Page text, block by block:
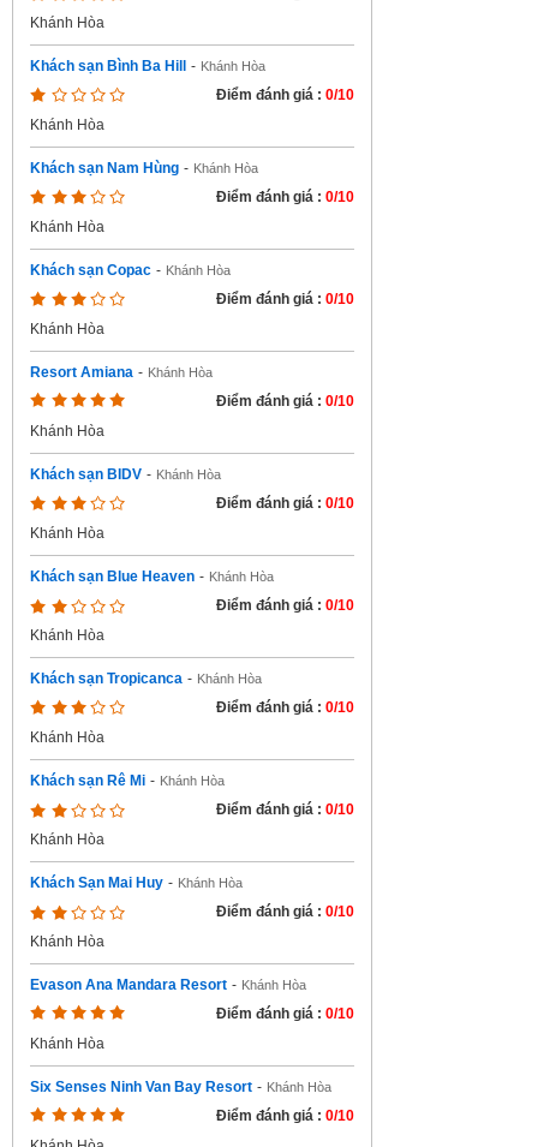
Khánh Hòa
Khách sạn Bình Ba Hill - Khánh Hòa
Điểm đánh giá : 0/10
Khánh Hòa
Khách sạn Nam Hùng - Khánh Hòa
Điểm đánh giá : 0/10
Khánh Hòa
Khách sạn Copac - Khánh Hòa
Điểm đánh giá : 0/10
Khánh Hòa
Resort Amiana - Khánh Hòa
Điểm đánh giá : 0/10
Khánh Hòa
Khách sạn BIDV - Khánh Hòa
Điểm đánh giá : 0/10
Khánh Hòa
Khách sạn Blue Heaven - Khánh Hòa
Điểm đánh giá : 0/10
Khánh Hòa
Khách sạn Tropicanca - Khánh Hòa
Điểm đánh giá : 0/10
Khánh Hòa
Khách sạn Rê Mi - Khánh Hòa
Điểm đánh giá : 0/10
Khánh Hòa
Khách Sạn Mai Huy - Khánh Hòa
Điểm đánh giá : 0/10
Khánh Hòa
Evason Ana Mandara Resort - Khánh Hòa
Điểm đánh giá : 0/10
Khánh Hòa
Six Senses Ninh Van Bay Resort - Khánh Hòa
Điểm đánh giá : 0/10